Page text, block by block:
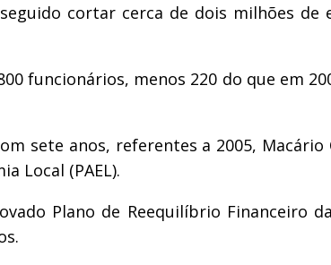
cortar cerca de dois milhões de
funcionários, menos 220 do que em
sete anos, referentes a 2005,
Local (PAEL).
Plano de Reequilíbrio Financeiro